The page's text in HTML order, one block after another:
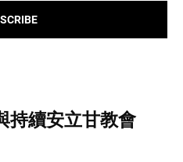
持續安立甘教會